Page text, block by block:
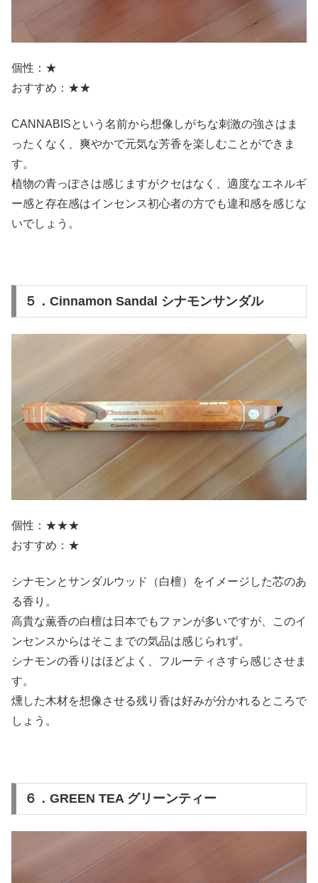
個性：★
おすすめ：★★
CANNABISという名前から想像しがちな刺激の強さはま
ったくなく、爽やかで元気な芳香を楽しむことができま
す。
植物の青っぽさは感じますがクセはなく、適度なエネルギ
ー感と存在感はインセンス初心者の方でも違和感を感じな
いでしょう。
５．Cinnamon Sandal シナモンサンダル
個性：★★★
おすすめ：★
シナモンとサンダルウッド（白檀）をイメージした芯のあ
る香り。
高貴な薫香の白檀は日本でもファンが多いですが、このイ
ンセンスからはそこまでの気品は感じられず。
シナモンの香りはほどよく、フルーティさすら感じさせま
す。
燻した木材を想像させる残り香は好みが分かれるところで
しょう。
６．GREEN TEA グリーンティー